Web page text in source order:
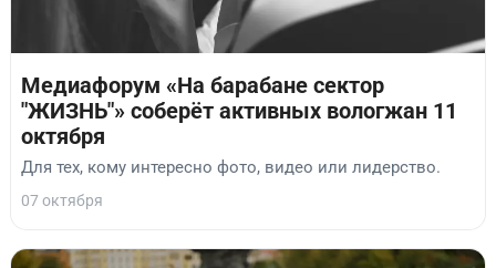
Медиафорум «На барабане сектор
"ЖИЗНЬ"» соберёт активных вологжан 11
октября
Для тех, кому интересно фото, видео или лидерство.
07 октября